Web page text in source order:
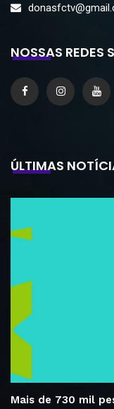
NOSSAS REDES
ÚLTIMAS
Mais de 730 mil